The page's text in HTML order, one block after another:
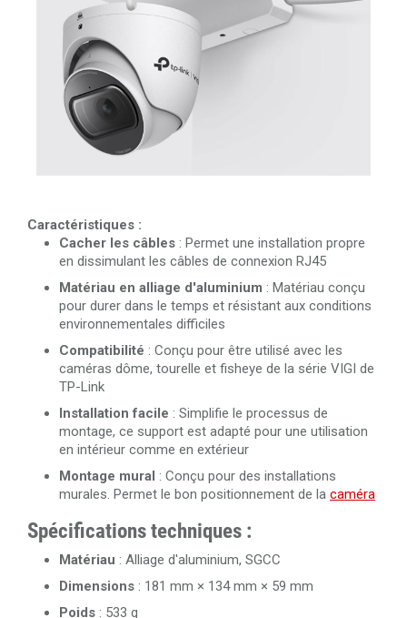
Caractéristiques :
Cacher les câbles : Permet une installation propre
en dissimulant les câbles de connexion RJ45
Matériau en alliage d'aluminium : Matériau conçu
pour durer dans le temps et résistant aux conditions
environnementales difficiles
Compatibilité : Conçu pour être utilisé avec les
caméras dôme, tourelle et fisheye de la série VIGI de
TP-Link
Installation facile : Simplifie le processus de
montage, ce support est adapté pour une utilisation
en intérieur comme en extérieur
Montage mural : Conçu pour des installations
murales. Permet le bon positionnement de la caméra
Spécifications techniques :
Matériau : Alliage d'aluminium, SGCC
Dimensions : 181 mm × 134 mm × 59 mm
Poids : 533 g